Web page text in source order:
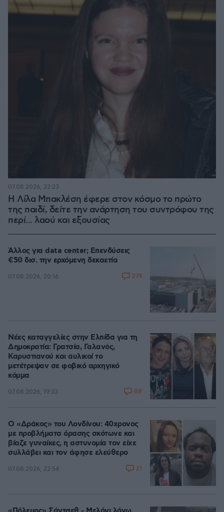
Η Λίλα Μπακλέση έφερε στον κόσμο το πρώτο
της παιδί, δείτε την ανάρτηση του συντρόφου της
περί... λαού και εξουσίας
07.08.2026, 22:23
Άλλος για data center; Επενδύσεις
€50 δισ. την ερχόμενη δεκαετία
07.08.2026, 20:16 274
Νέες καταγγελίες στην Ελπίδα για τη
Δημοκρατία: Γρατσία, Γαλανός,
Καρυστιανού και αυλικοί το
μετέτρεψαν σε φοβικό αρχηγικό
κόμμα
07.08.2026, 19:33 88
Ο «Δράκος» του Λονδίνου: 40χρονος
με προβλήματα όρασης σκότωνε και
βίαζε γυναίκες, η αστυνομία τον είχε
συλλάβει και τον άφησε ελεύθερο
07.08.2026, 22:54 21